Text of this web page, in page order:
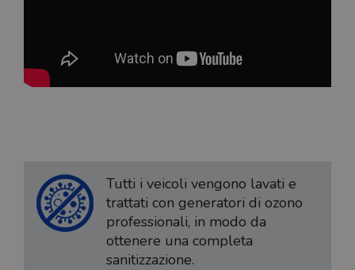
Tutti i veicoli vengono lavati e
trattati con generatori di ozono
professionali, in modo da
ottenere una completa
sanitizzazione.